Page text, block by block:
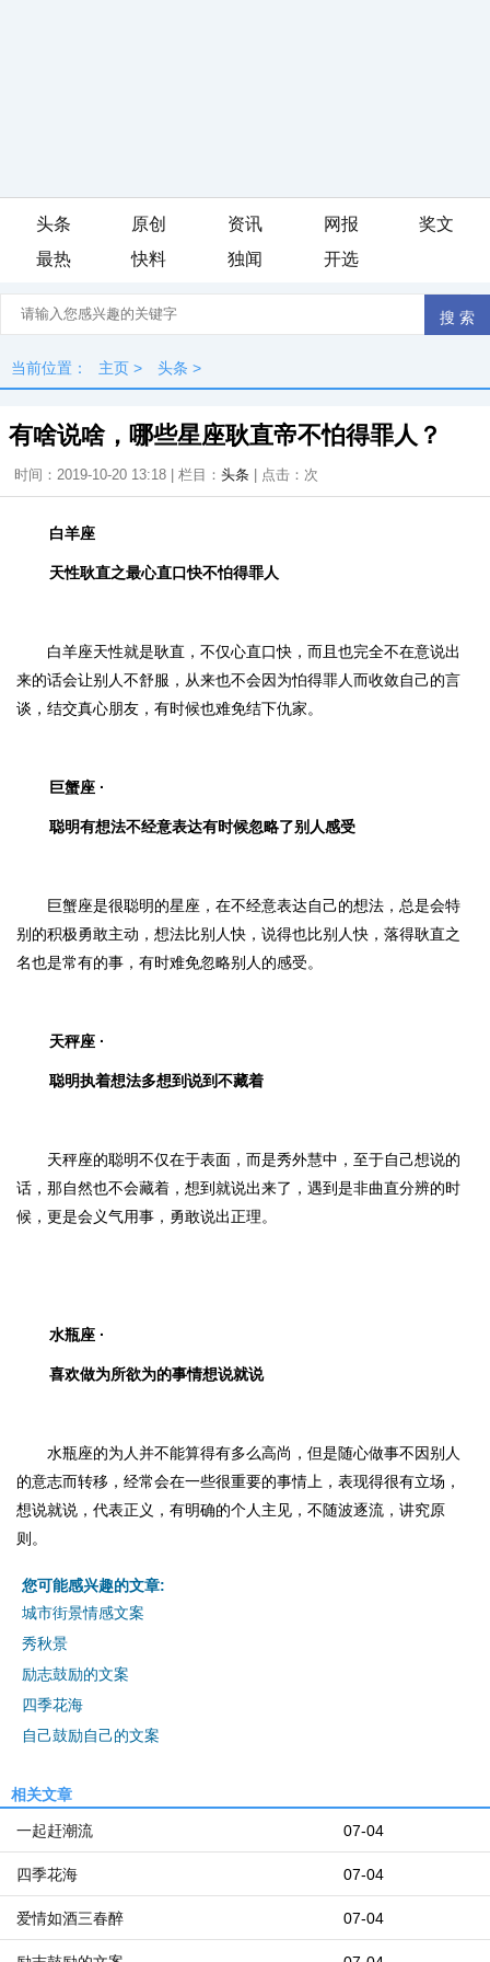
头条 原创 资讯 网报
奖文
最热
快料 独闻 开选
当前位置： 主页 > 头条 >
有啥说啥，哪些星座耿直帝不怕得罪人？
时间：2019-10-20 13:18 | 栏目： 头条 | 点击： 次
白羊座
天性耿直之最心直口快不怕得罪人
白羊座天性就是耿直，不仅心直口快，而且也完全不在意说出
来的话会让别人不舒服，从来也不会因为怕得罪人而收敛自己的言
谈，结交真心朋友，有时候也难免结下仇家。
巨蟹座 ·
聪明有想法不经意表达有时候忽略了别人感受
巨蟹座是很聪明的星座，在不经意表达自己的想法，总是会特
别的积极勇敢主动，想法比别人快，说得也比别人快，落得耿直之
名也是常有的事，有时难免忽略别人的感受。
天秤座 ·
聪明执着想法多想到说到不藏着
天秤座的聪明不仅在于表面，而是秀外慧中，至于自己想说的
话，那自然也不会藏着，想到就说出来了，遇到是非曲直分辨的时
候，更是会义气用事，勇敢说出正理。
水瓶座 ·
喜欢做为所欲为的事情想说就说
水瓶座的为人并不能算得有多么高尚，但是随心做事不因别人
的意志而转移，经常会在一些很重要的事情上，表现得很有立场，
想说就说，代表正义，有明确的个人主见，不随波逐流，讲究原
则。
您可能感兴趣的文章:
城市街景情感文案
秀秋景
励志鼓励的文案
四季花海
自己鼓励自己的文案
相关文章
07-04
一起赶潮流
07-04
四季花海
07-04
爱情如酒三春醉